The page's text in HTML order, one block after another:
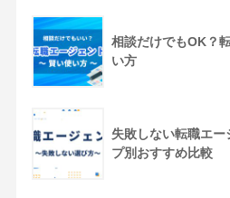
相談だけでもOK？
い方
失敗しない転職エー
プ別おすすめ比較